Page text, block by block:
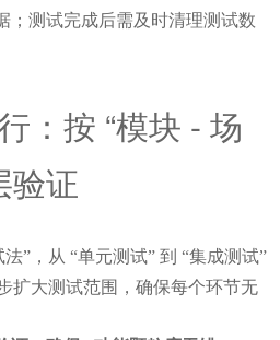
；测试完成后需及时清理测试数
：按 “模块 - 场
验证
”，从 “单元测试” 到 “集成测试”
扩大测试范围，确保每个环节无